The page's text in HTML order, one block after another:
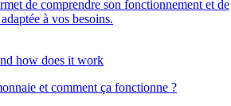
de comprendre son fonctionnement et de
à vos besoins.
et comment ça fonctionne ?